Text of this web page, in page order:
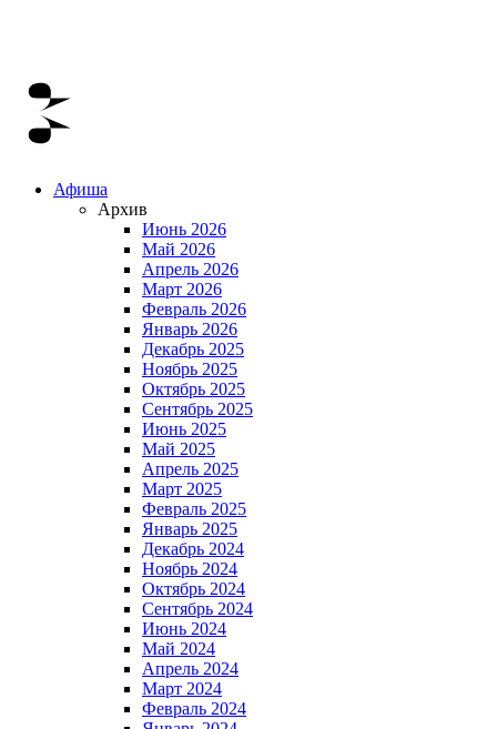
Афиша
Архив
Июнь 2026
Май 2026
Апрель 2026
Март 2026
Февраль 2026
Январь 2026
Декабрь 2025
Ноябрь 2025
Октябрь 2025
Сентябрь 2025
Июнь 2025
Май 2025
Апрель 2025
Март 2025
Февраль 2025
Январь 2025
Декабрь 2024
Ноябрь 2024
Октябрь 2024
Сентябрь 2024
Июнь 2024
Май 2024
Апрель 2024
Март 2024
Февраль 2024